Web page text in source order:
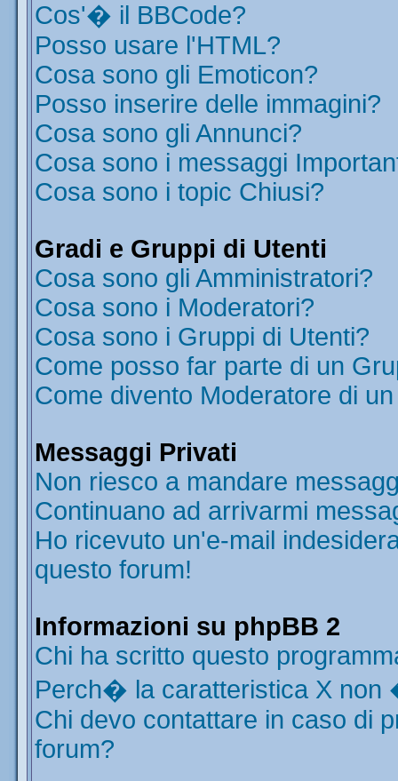
Cos'� il BBCode?
Posso usare l'HTML?
Cosa sono gli Emoticon?
Posso inserire delle immagini?
Cosa sono gli Annunci?
Cosa sono i messaggi
Cosa sono i topic Chiusi?
Gradi e Gruppi di Utenti
Cosa sono gli Amministratori?
Cosa sono i Moderatori?
Cosa sono i Gruppi di Utenti?
Come posso far parte di un
Come divento Moderatore di
Messaggi Privati
Non riesco a mandare
Continuano ad arrivarmi
Ho ricevuto un'e-mail
questo forum!
Informazioni su phpBB 2
Chi ha scritto questo
Perch� la caratteristica X non
Chi devo contattare in caso di
forum?